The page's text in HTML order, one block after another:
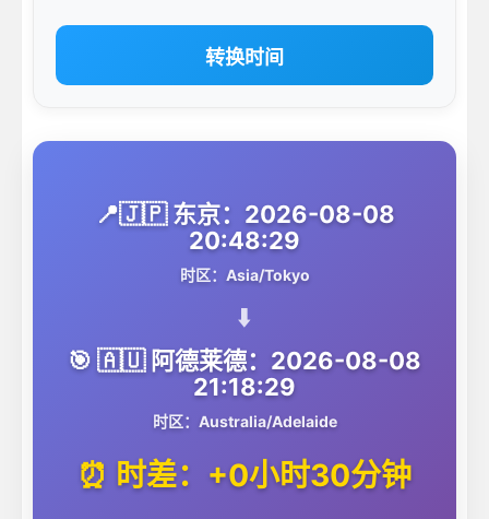
转换时间
📍🇯🇵 东京：2026-08-08
20:48:29
时区：Asia/Tokyo
⬇️
🎯 🇦🇺 阿德莱德：2026-08-08
21:18:29
时区：Australia/Adelaide
⏰ 时差：+0小时30分钟